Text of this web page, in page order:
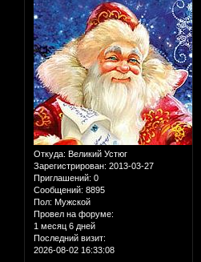
Откуда: Великий Устюг
Зарегистрирован: 2013-03-27
Приглашений: 0
Сообщений: 8895
Пол: Мужской
Провел на форуме:
1 месяц 6 дней
Последний визит:
2026-08-02 16:33:08